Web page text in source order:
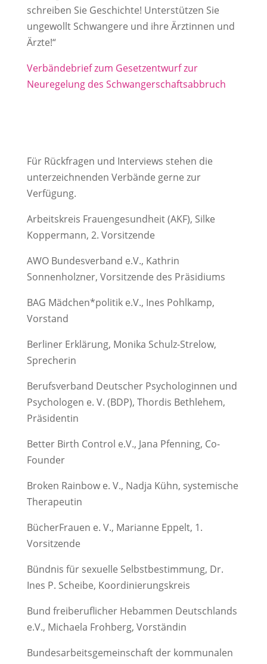
schreiben Sie Geschichte! Unterstützen Sie
ungewollt Schwangere und ihre Ärztinnen und
Ärzte!“
Verbändebrief zum Gesetzentwurf zur
Neuregelung des Schwangerschaftsabbruch
Für Rückfragen und Interviews stehen die
unterzeichnenden Verbände gerne zur
Verfügung.
Arbeitskreis Frauengesundheit (AKF), Silke
Koppermann, 2. Vorsitzende
AWO Bundesverband e.V., Kathrin
Sonnenholzner, Vorsitzende des Präsidiums
BAG Mädchen*politik e.V., Ines Pohlkamp,
Vorstand
Berliner Erklärung, Monika Schulz-Strelow,
Sprecherin
Berufsverband Deutscher Psychologinnen und
Psychologen e. V. (BDP), Thordis Bethlehem,
Präsidentin
Better Birth Control e.V., Jana Pfenning, Co-
Founder
Broken Rainbow e. V., Nadja Kühn, systemische
Therapeutin
BücherFrauen e. V., Marianne Eppelt, 1.
Vorsitzende
Bündnis für sexuelle Selbstbestimmung, Dr.
Ines P. Scheibe, Koordinierungskreis
Bund freiberuflicher Hebammen Deutschlands
e.V., Michaela Frohberg, Vorständin
Bundesarbeitsgemeinschaft der kommunalen